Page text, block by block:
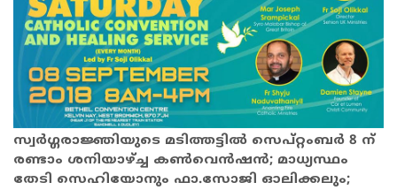
സ്വര്‍ഗ്ഗരാജ്ഞിയുടെ മടിത്തട്ടില്‍ സെപ്റ്റംബര്‍ 8 ന്
രണ്ടാം ശനിയാഴ്ച്ച കണ്‍വെന്‍ഷന്‍; മാധ്യസ്ഥം
തേടി സെഹിയോനും ഫാ.സോജി ഓലിക്കലും;